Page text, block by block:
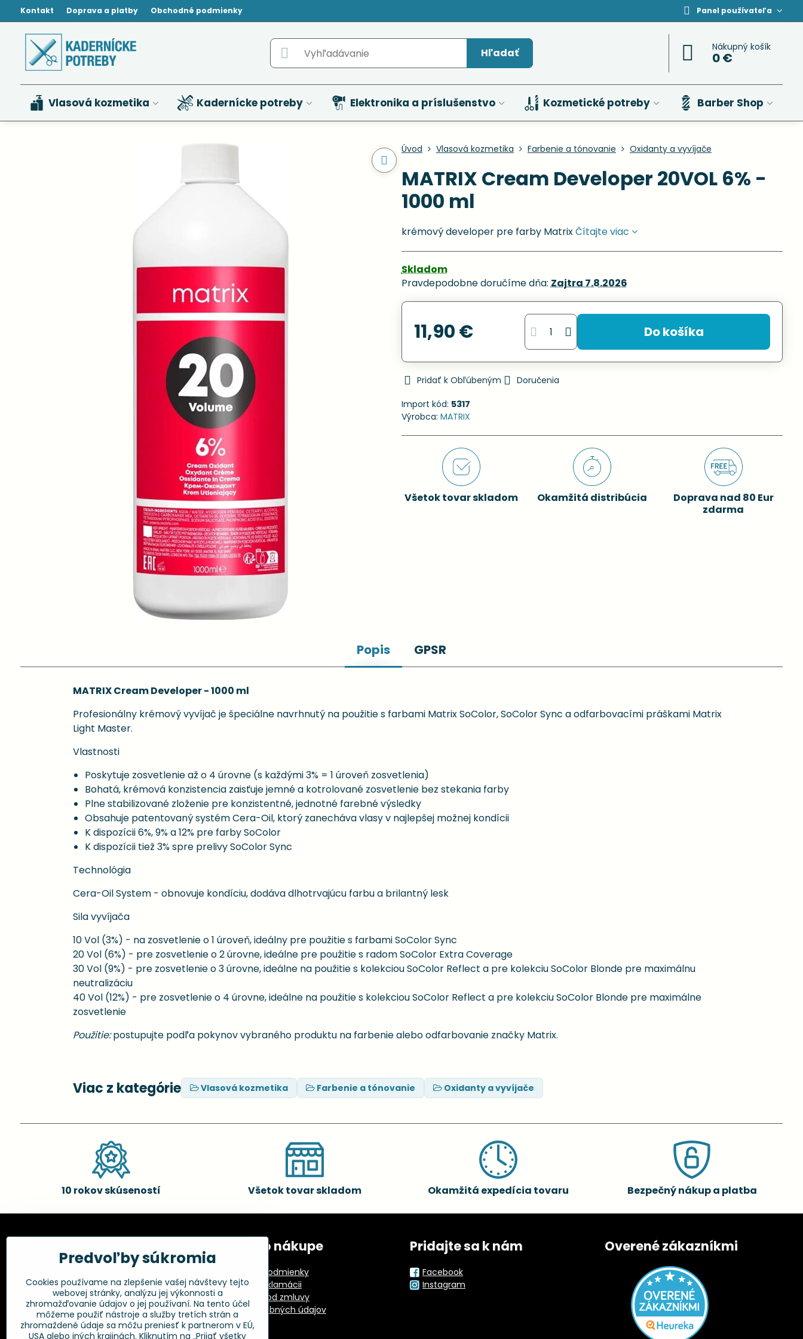
Kontakt Doprava a platby Obchodné podmienky Panel používateľa
Hľadať Nákupný košík
0 €
Vlasová kozmetika Kadernícke potreby Elektronika a príslušenstvo Kozmetické potreby Barber Shop
Úvod Vlasová kozmetika Farbenie a tónovanie Oxidanty a vyvíjače
MATRIX Cream Developer 20VOL 6% -
1000 ml
krémový developer pre farby MatrixČítajte viac
Skladom
Pravdepodobne doručíme dňa:Zajtra7.8.2026
11,90 € Do košíka
Pridať k Obľúbeným
Doručenia
Import kód: 5317
Výrobca: MATRIX
Všetok tovar skladom Okamžitá distribúcia
Doprava nad 80 Eur
zdarma
Popis GPSR
MATRIX Cream Developer - 1000 ml
Profesionálny krémový vyvíjač je špeciálne navrhnutý na použitie s farbami Matrix SoColor, SoColor Sync a odfarbovacími práškami Matrix
Light Master.
Vlastnosti
Poskytuje zosvetlenie až o 4 úrovne (s každými 3% = 1 úroveň zosvetlenia)
Bohatá, krémová konzistencia zaisťuje jemné a kotrolované zosvetlenie bez stekania farby
Plne stabilizované zloženie pre konzistentné, jednotné farebné výsledky
Obsahuje patentovaný systém Cera-Oil, ktorý zanecháva vlasy v najlepšej možnej kondícii
K dispozícii 6%, 9% a 12% pre farby SoColor
K dispozícii tiež 3% spre prelivy SoColor Sync
Technológia
Cera-Oil System - obnovuje kondíciu, dodáva dlhotrvajúcu farbu a brilantný lesk
Sila vyvíjača
10 Vol (3%) - na zosvetlenie o 1 úroveň, ideálny pre použitie s farbami SoColor Sync
20 Vol (6%) - pre zosvetlenie o 2 úrovne, ideálne pre použitie s radom SoColor Extra Coverage
30 Vol (9%) - pre zosvetlenie o 3 úrovne, ideálne na použitie s kolekciou SoColor Reflect a pre kolekciu SoColor Blonde pre maximálnu
neutralizáciu
40 Vol (12%) - pre zosvetlenie o 4 úrovne, ideálne na použitie s kolekciou SoColor Reflect a pre kolekciu SoColor Blonde pre maximálne
zosvetlenie
Použitie:postupujte podľa pokynov vybraného produktu na farbenie alebo odfarbovanie značky Matrix.
Viac z kategórie Vlasová kozmetika Farbenie a tónovanie Oxidanty a vyvíjače
10 rokov skúseností Všetok tovar skladom Okamžitá expedícia tovaru Bezpečný nákup a platba
Kadernícke potreby, s.r.o.
Fakturačné údaje:
Kadernícke potreby, s.r.o.
Klincová 37
821 08 Bratislava
+421 948 014 333
Všetko o nákupe
Obchodné podmienky
Postup pri reklamácii
Odstúpenie od zmluvy
Ochrana osobných údajov
GPSR
Pridajte sa k nám
Facebook
Instagram
Overené zákazníkmi
Predvoľby súkromia
Cookies používame na zlepšenie vašej návštevy tejto
webovej stránky, analýzu jej výkonnosti a
zhromažďovanie údajov o jej používaní. Na tento účel
môžeme použiť nástroje a služby tretích strán a
zhromaždené údaje sa môžu preniesť k partnerom v EÚ,
USA alebo iných krajinách. Kliknutím na „Prijať všetky